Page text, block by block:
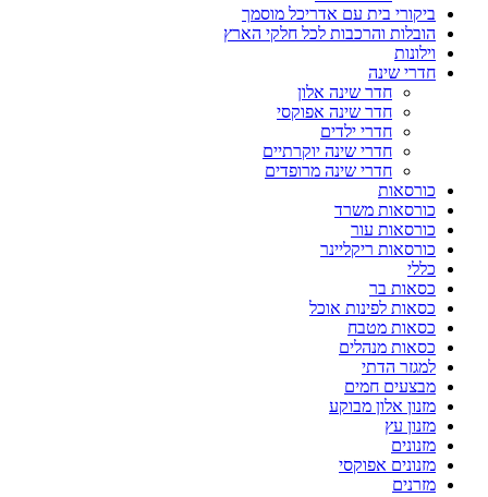
ביקורי בית עם אדריכל מוסמך
הובלות והרכבות לכל חלקי הארץ
וילונות
חדרי שינה
חדר שינה אלון
חדר שינה אפוקסי
חדרי ילדים
חדרי שינה יוקרתיים
חדרי שינה מרופדים
כורסאות
כורסאות משרד
כורסאות עור
כורסאות ריקליינר
כללי
כסאות בר
כסאות לפינות אוכל
כסאות מטבח
כסאות מנהלים
למגזר הדתי
מבצעים חמים
מזנון אלון מבוקע
מזנון עץ
מזנונים
מזנונים אפוקסי
מזרנים